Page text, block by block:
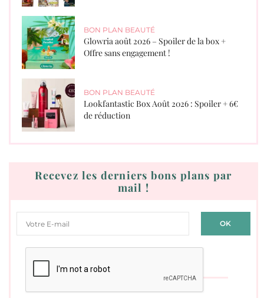
BON PLAN BEAUTÉ
Glowria août 2026 – Spoiler de la box +
Offre sans engagement !
BON PLAN BEAUTÉ
Lookfantastic Box Août 2026 : Spoiler + 6€
de réduction
Recevez les derniers bons plans par
mail !